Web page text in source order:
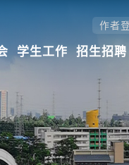
作者
学生工作 招生招聘